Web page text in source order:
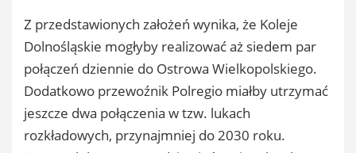
Z przedstawionych założeń wynika, że Koleje
Dolnośląskie mogłyby realizować aż siedem par
połączeń dziennie do Ostrowa Wielkopolskiego.
Dodatkowo przewoźnik Polregio miałby utrzymać
jeszcze dwa połączenia w tzw. lukach
rozkładowych, przynajmniej do 2030 roku.